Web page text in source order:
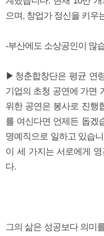
으며, 창업가 정신을 키우
-부산에도 소상공인이 많
▶청춘합창단은 평균 연
기업의 초청 공연에 가면
위한 공연은 봉사로 진행
를 여신다면 언제든 돕겠
명예직으로 일하고 있습
이 세 가지는 서로에게
다.
그의 삶은 성공보다 의미